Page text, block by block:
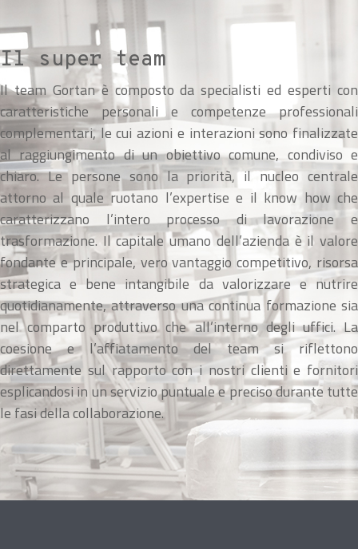
Il super team
Il team Gortan è composto da specialisti ed esperti con
caratteristiche personali e competenze pro­fessionali
complementari, le cui azioni e interazioni sono finalizzate
al raggiungimento di un obiettivo comune, condiviso e
chiaro. Le persone sono la priorità, il nucleo centrale
attorno al quale ruo­tano l’expertise e il know how che
caratterizzano l’intero processo di lavorazione e
trasformazio­ne. Il capitale umano dell’azienda è il valore
fon­dante e principale, vero vantaggio competitivo, risorsa
strategica e bene intangibile da valoriz­zare e nutrire
quotidianamente, attraverso una continua formazione sia
nel comparto produttivo che all’interno degli uffici. La
coesione e l’affia­tamento del team si riflettono
direttamente sul rapporto con i nostri clienti e fornitori
esplican­dosi in un servizio puntuale e preciso durante tutte
le fasi della collaborazione.